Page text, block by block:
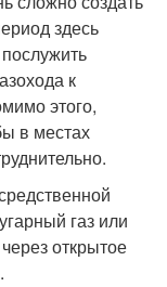
здесь
к
этого,
в местах
газ или
открытое